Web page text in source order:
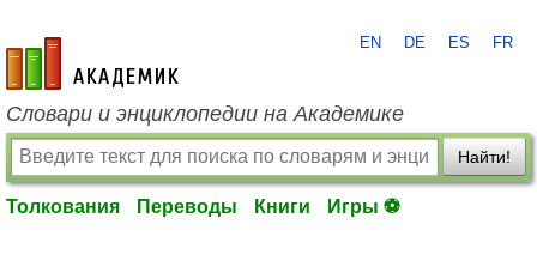
academic.ru
EN DE ES FR
Словари и энциклопедии на Академике
Найти!
Толкования Переводы Книги Игры ⚽